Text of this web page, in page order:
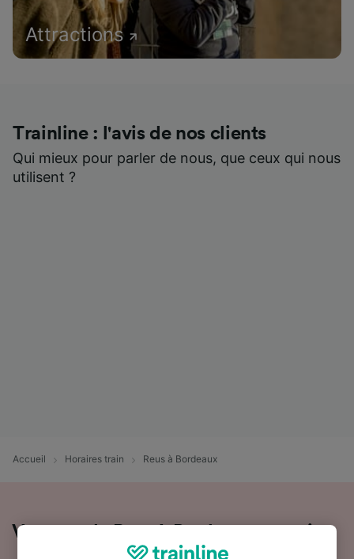
Attractions
Trainline : l'avis de nos clients
Qui mieux pour parler de nous, que ceux qui nous
utilisent ?
Accueil Horaires train Reus à Bordeaux
Voyager de Reus à Bordeaux en train